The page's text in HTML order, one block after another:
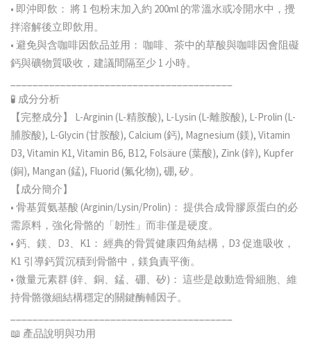
• 即沖即飲： 將 1 包粉末加入約 200ml 的常溫水或冷開水中，攪
拌溶解後立即飲用。
• 避免與含咖啡因飲品並用： 咖啡、茶中的草酸與咖啡因會阻礙
鈣與礦物質吸收，建議間隔至少 1 小時。
🧪 成分分析
【完整成分】 L-Arginin (L-精胺酸), L-Lysin (L-離胺酸), L-Prolin (L-
脯胺酸), L-Glycin (甘胺酸), Calcium (鈣), Magnesium (鎂), Vitamin
D3, Vitamin K1, Vitamin B6, B12, Folsäure (葉酸), Zink (鋅), Kupfer
(銅), Mangan (錳), Fluorid (氟化物), 硼, 矽。
【成分簡介】
• 骨基質氨基酸 (Arginin/Lysin/Prolin)： 提供合成骨膠原蛋白的必
需原料，強化骨骼的「韌性」而非僅是硬度。
• 鈣、鎂、D3、K1： 經典的骨質健康四角結構，D3 促進吸收，
K1 引導鈣質沉積到骨骼中，鎂負責平衡。
• 微量元素群 (鋅、銅、錳、硼、矽)： 這些是啟動造骨細胞、維
持骨骼微細結構穩定的關鍵酶輔因子。
📖 產品說明與功用